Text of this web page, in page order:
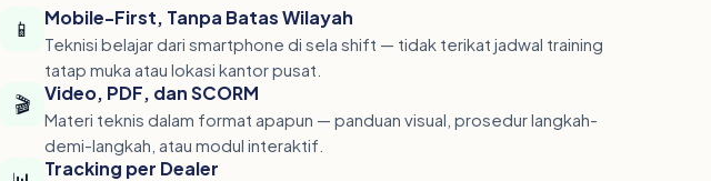
📱 Mobile-First, Tanpa Batas Wilayah
Teknisi belajar dari smartphone di sela shift — tidak terikat jadwal training
tatap muka atau lokasi kantor pusat.
🎬 Video, PDF, dan SCORM
Materi teknis dalam format apapun — panduan visual, prosedur langkah-
demi-langkah, atau modul interaktif.
Tracking per Dealer